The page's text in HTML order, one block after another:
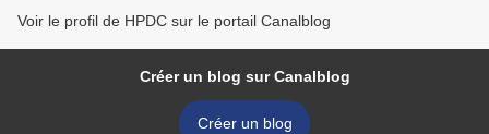
Voir le profil de HPDC sur le portail Canalblog
Créer un blog sur Canalblog
Créer un blog